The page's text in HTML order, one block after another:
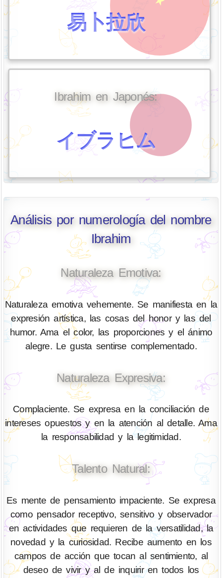
易卜拉欣
Ibrahim en Japonés:
イブラヒム
Análisis por numerología del nombre
Ibrahim
Naturaleza Emotiva:
Naturaleza emotiva vehemente. Se manifiesta en la
expresión artística, las cosas del honor y las del
humor. Ama el color, las proporciones y el ánimo
alegre. Le gusta sentirse complementado.
Naturaleza Expresiva:
Complaciente. Se expresa en la conciliación de
intereses opuestos y en la atención al detalle. Ama
la responsabilidad y la legitimidad.
Talento Natural:
Es mente de pensamiento impaciente. Se expresa
como pensador receptivo, sensitivo y observador
en actividades que requieren de la versatilidad, la
novedad y la curiosidad. Recibe aumento en los
campos de acción que tocan al sentimiento, al
deseo de vivir y al de inquirir en todos los